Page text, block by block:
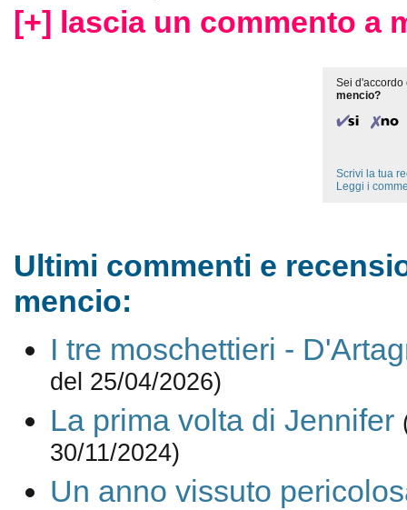
[+] lascia un commento a
Sei d'accordo
mencio?
Scrivi la tua
Leggi i
Ultimi commenti e
mencio:
I tre moschettieri -
del 25/04/2026)
La prima volta di Jennifer
30/11/2024)
Un anno vissuto